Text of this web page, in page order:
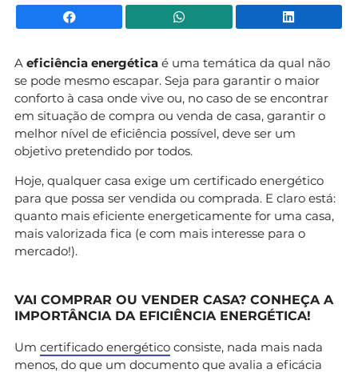
Facebook WhatsApp
A eficiência energética é uma temática da qual não
se pode mesmo escapar. Seja para garantir o maior
conforto à casa onde vive ou, no caso de se encontrar
em situação de compra ou venda de casa, garantir o
melhor nível de eficiência possível, deve ser um
objetivo pretendido por todos.
Hoje, qualquer casa exige um certificado energético
para que possa ser vendida ou comprada. E claro está:
quanto mais eficiente energeticamente for uma casa,
mais valorizada fica (e com mais interesse para o
mercado!).
VAI COMPRAR OU VENDER CASA? CONHEÇA A
IMPORTÂNCIA DA EFICIÊNCIA ENERGÉTICA!
Um certificado energético consiste, nada mais nada
menos, do que um documento que avalia a eficácia